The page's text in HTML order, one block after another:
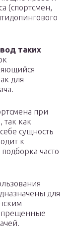
(спортсмен,
таких
для
при
так как
сущность
к
часто
для